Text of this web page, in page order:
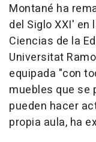
Montané ha
del Siglo XXI' en
Ciencias de la
Universitat
equipada "con
muebles que se
pueden hacer
propia aula, ha